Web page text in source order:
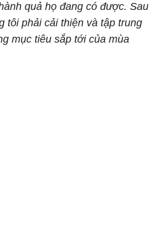
quả họ đang có được. Sau
tôi phải cải thiện và tập trung
mục tiêu sắp tới của mùa